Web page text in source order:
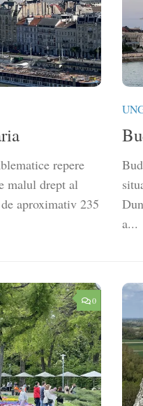
repere
malul drept al
aproximativ 235
a...
0